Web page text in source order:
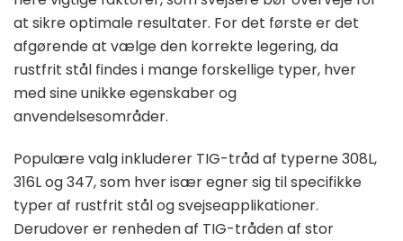
at sikre optimale resultater. For det første er det
afgørende at vælge den korrekte legering, da
rustfrit stål findes i mange forskellige typer, hver
med sine unikke egenskaber og
anvendelsesområder.
Populære valg inkluderer TIG-tråd af typerne 308L,
316L og 347, som hver især egner sig til specifikke
typer af rustfrit stål og svejseapplikationer.
Derudover er renheden af TIG-tråden af stor